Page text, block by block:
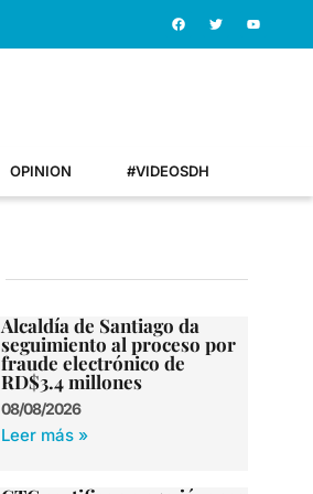
OPINION #VIDEOSDH
Alcaldía de Santiago da
seguimiento al proceso por
fraude electrónico de
RD$3.4 millones
08/08/2026
Leer más »